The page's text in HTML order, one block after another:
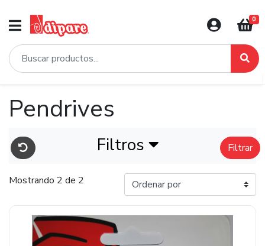
0
Pendrives
Filtros Filtrar
Mostrando 2 de 2